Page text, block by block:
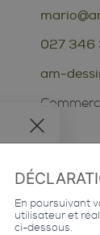
027 346
am-
x
5
En poursuivant
utilisateur et
ci-dessous.